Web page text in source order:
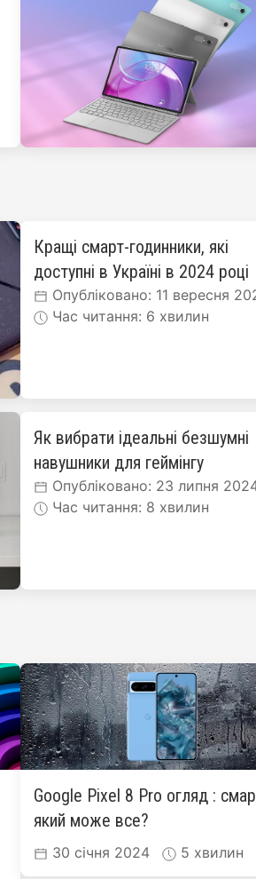
Кращі смарт-годинники, які
доступні в Україні в 2024 році
Опубліковано: 11 вересня
Час читання: 6 хвилин
Як вибрати ідеальні безшумні
навушники для геймінгу
Опубліковано: 23 липня
Час читання: 8 хвилин
Google Pixel 8 Pro огляд :
який може все?
30 січня 2024 5 хвилин